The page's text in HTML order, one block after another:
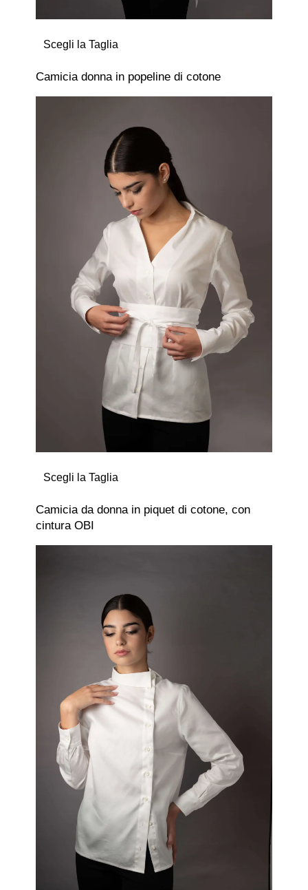
Scegli la Taglia
Camicia donna in popeline di cotone
Scegli la Taglia
Camicia da donna in piquet di cotone, con
cintura OBI